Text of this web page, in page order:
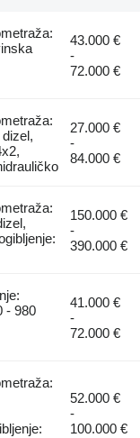
43.000 €
-
72.000 €
27.000 €
-
84.000 €
150.000 €
-
390.000 €
- 980
41.000 €
-
72.000 €
52.000 €
-
100.000 €